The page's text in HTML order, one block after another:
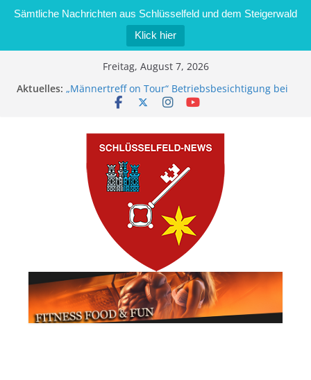
Sämtliche Nachrichten aus Schlüsselfeld und dem Steigerwald
Klick hier
Freitag, August 7, 2026
Aktuelles: „Männertreff on Tour“ Betriebsbesichtigung bei
der Schreinerei Zimmermann GmbH
Brand in Sägewerk in Bernroth schnell unter
Kontrolle
Stadt Schlüsselfeld bietet Online-Anmeldung für
Kindergartenplätze an
Dieseldiebstahl im Wert von 600 Euro